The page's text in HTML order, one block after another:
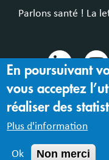
Parlons santé ! La
En poursuivant
vous acceptez
réaliser des
Plus d'information
Ok Non merci